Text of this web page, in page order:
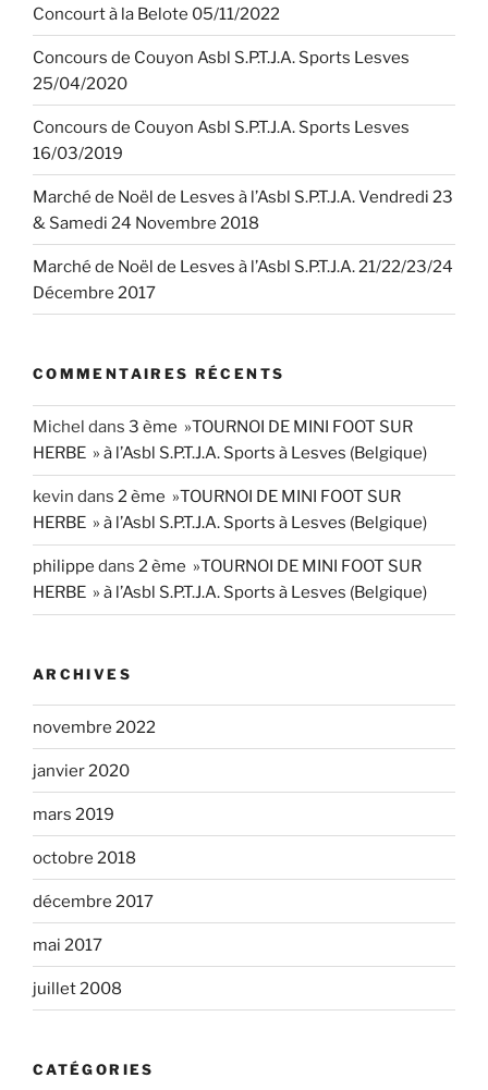
Concourt à la Belote 05/11/2022
Concours de Couyon Asbl S.P.T.J.A. Sports Lesves
25/04/2020
Concours de Couyon Asbl S.P.T.J.A. Sports Lesves
16/03/2019
Marché de Noël de Lesves à l’Asbl S.P.T.J.A. Vendredi 23
& Samedi 24 Novembre 2018
Marché de Noël de Lesves à l’Asbl S.P.T.J.A. 21/22/23/24
Décembre 2017
COMMENTAIRES RÉCENTS
Michel dans 3 ème »TOURNOI DE MINI FOOT SUR
HERBE » à l’Asbl S.P.T.J.A. Sports à Lesves (Belgique)
kevin dans 2 ème »TOURNOI DE MINI FOOT SUR
HERBE » à l’Asbl S.P.T.J.A. Sports à Lesves (Belgique)
philippe dans 2 ème »TOURNOI DE MINI FOOT SUR
HERBE » à l’Asbl S.P.T.J.A. Sports à Lesves (Belgique)
ARCHIVES
novembre 2022
janvier 2020
mars 2019
octobre 2018
décembre 2017
mai 2017
juillet 2008
CATÉGORIES